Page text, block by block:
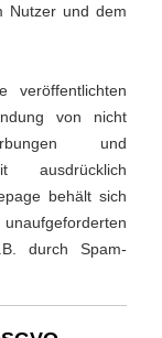
Nutzer und dem
veröffentlichten
von nicht
und
ausdrücklich
behält sich
durch Spam-